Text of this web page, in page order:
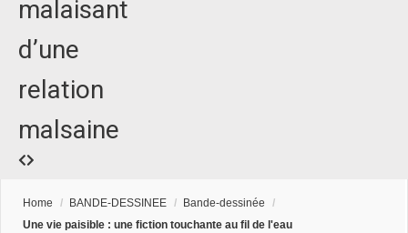
malaisant
d’une
relation
malsaine
Home / BANDE-DESSINEE / Bande-dessinée
/
Une vie paisible : une fiction touchante au fil de l'eau